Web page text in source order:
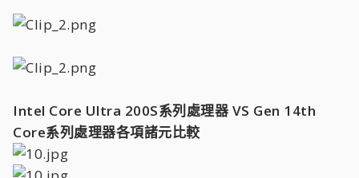
Intel Core Ultra 200S系列處理器 VS Gen 14th
Core系列處理器各項諸元比較